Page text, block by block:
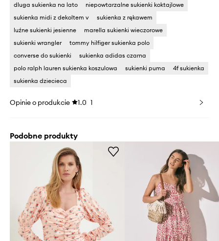
dluga sukienka na lato
niepowtarzalne sukienki koktajlowe
sukienka midi z dekoltem v
sukienka z rękawem
luźne sukienki jesienne
marella sukienki wieczorowe
sukienki wrangler
tommy hilfiger sukienka polo
converse do sukienki
sukienka adidas czarna
polo ralph lauren sukienka koszulowa
sukienki puma
4f sukienka
sukienka dziecieca
Opinie o produkcie 1.0 1
Podobne produkty